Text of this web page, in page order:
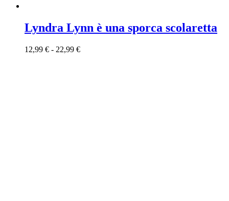
Lyndra Lynn è una sporca scolaretta
12,99 € - 22,99 €